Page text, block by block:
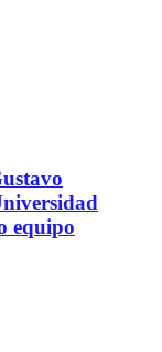
equipo